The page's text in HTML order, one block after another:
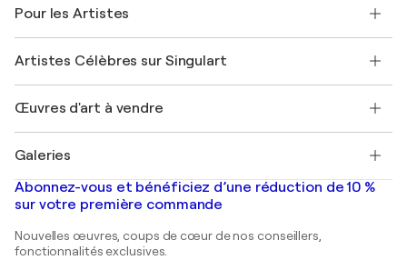
Offrir une carte cadeau
Rejoignez notre programme commercial
Mon compte
+33 1 76 44 06 42
FAQ
Magazine Singulart
Emplois
Découvrez une sélection d'art original
Pour les Artistes
Se connecter en tant qu'Artiste
Artistes Célèbres sur Singulart
Marc Chagall
Banksy
Mr. Brainwash
Shepard Fairey
Œuvres d'art à vendre
Tableaux abstraits à vendre
Peintures de paysage
Estampes
Peintures acryliques
Galeries
Galeries d'art en France
Galeries d'art en Belgique
Abonnez-vous et bénéficiez d’une réduction de 10 %
sur votre première commande
Nouvelles œuvres, coups de cœur de nos conseillers,
fonctionnalités exclusives.